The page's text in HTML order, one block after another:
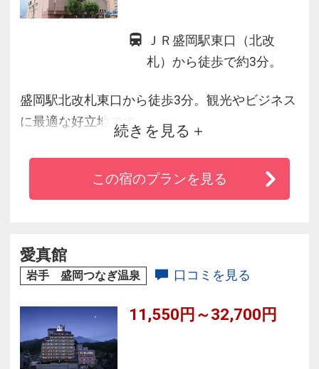
ＪＲ盛岡駅東口（北改
札）から徒歩で約3分。
盛岡駅北改札東口から徒歩3分。観光やビジネス
に最適な好立地です。
全客室にシモンズベッドと加湿機能付き空気清
浄機を完備。
国際会議も可能な宴会場や憧れのチャペルウェ
ディング、
市内トップクラスの設備を整えております。
快適なホテルライフをお楽しみ下さい。
続きを見る
この宿のプランを見る
愛真館
岩手 盛岡つなぎ温泉 口コミを見る
11,550円～32,700円